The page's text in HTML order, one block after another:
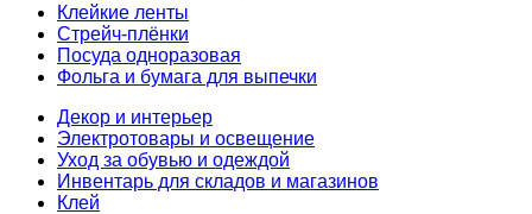
Клейкие ленты
Стрейч-плёнки
Посуда одноразовая
Фольга и бумага для выпечки
Декор и интерьер
Электротовары и освещение
Уход за обувью и одеждой
Инвентарь для складов и магазинов
Клей